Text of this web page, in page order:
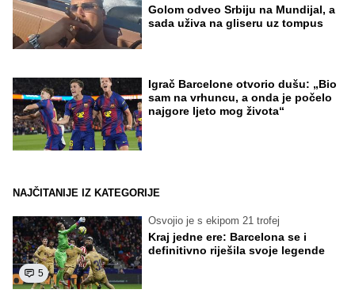
Golom odveo Srbiju na Mundijal, a
sada uživa na gliseru uz tompus
Igrač Barcelone otvorio dušu: „Bio
sam na vrhuncu, a onda je počelo
najgore ljeto mog života“
NAJČITANIJE IZ KATEGORIJE
5
Osvojio je s ekipom 21 trofej
Kraj jedne ere: Barcelona se i
definitivno riješila svoje legende